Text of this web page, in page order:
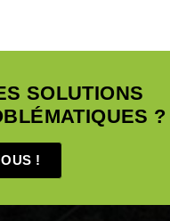
SOLUTIONS
?
!